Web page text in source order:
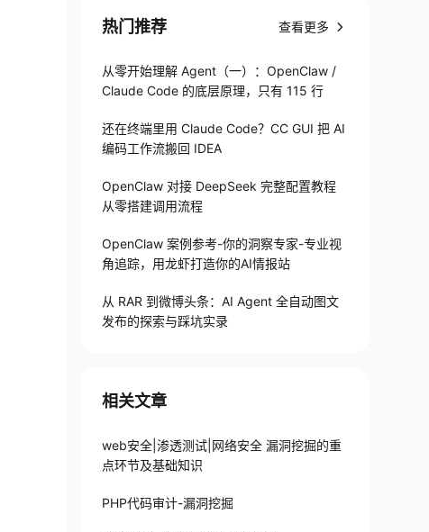
热门推荐 查看更多
从零开始理解 Agent（一）：OpenClaw /
Claude Code 的底层原理，只有 115 行
还在终端里用 Claude Code？CC GUI 把 AI
编码工作流搬回 IDEA
OpenClaw 对接 DeepSeek 完整配置教程
从零搭建调用流程
OpenClaw 案例参考-你的洞察专家-专业视
角追踪，用龙虾打造你的AI情报站
从 RAR 到微博头条：AI Agent 全自动图文
发布的探索与踩坑实录
相关文章
web安全|渗透测试|网络安全 漏洞挖掘的重
点环节及基础知识
PHP代码审计-漏洞挖掘